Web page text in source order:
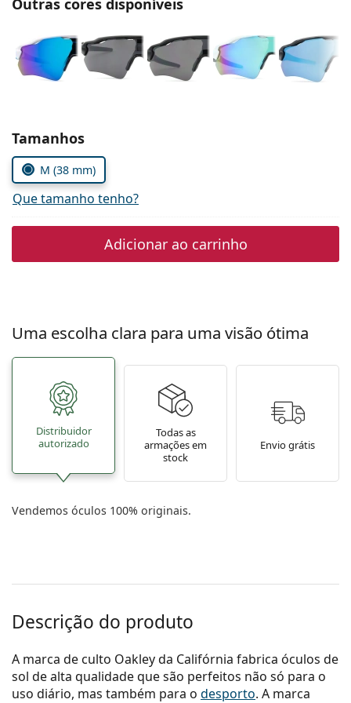
Persol
Prada
Todas as marcas
Escolher parâmetros
Tamanhos
M (38 mm)
Que tamanho tenho?
Adicionar ao carrinho
Uma escolha clara para uma visão ótima
Distribuidor
autorizado
Todas as
armações em
stock
Envio grátis
Vendemos óculos 100% originais.
Descrição do produto
A marca de culto Oakley da Califórnia fabrica óculos de
sol de alta qualidade que são perfeitos não só para o
uso diário, mas também para o desporto. A marca